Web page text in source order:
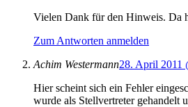
Vielen Dank für den Hinweis. Da
Zum Antworten anmelden
Achim Westermann28. April 2011
Hier scheint sich ein Fehler
wurde als Stellvertreter